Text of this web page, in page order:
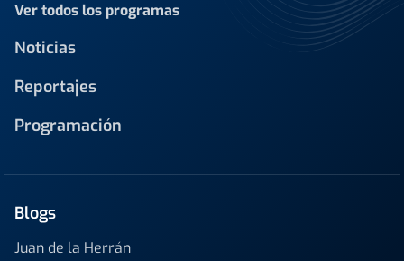
Ver todos los programas
Noticias
Reportajes
Programación
Blogs
Juan de la Herrán